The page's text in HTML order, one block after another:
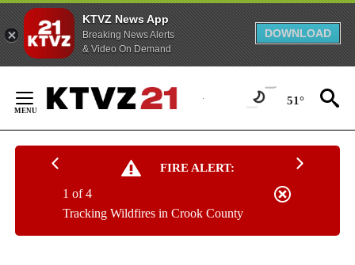
KTVZ News App
Breaking News Alerts
& Video On Demand
DOWNLOAD
Content
51°
FIRE ALERT:
Tracking Wildfires in Crook County
1 of 4